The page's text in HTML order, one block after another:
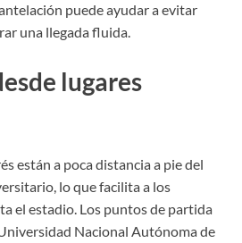
puede ayudar a evitar
una llegada fluida.
lugares
están a poca distancia a pie del
lo que facilita a los
el estadio. Los puntos de partida
Nacional Autónoma de